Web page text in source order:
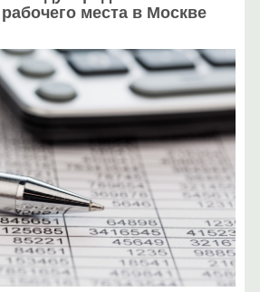
места в Москве